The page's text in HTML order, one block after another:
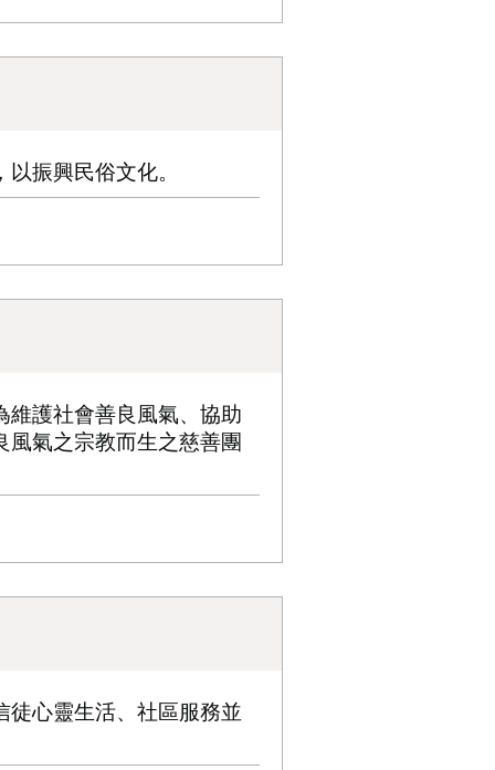
振興民俗文化。
維護社會善良風氣、協助
氣之宗教而生之慈善團
徒心靈生活、社區服務並